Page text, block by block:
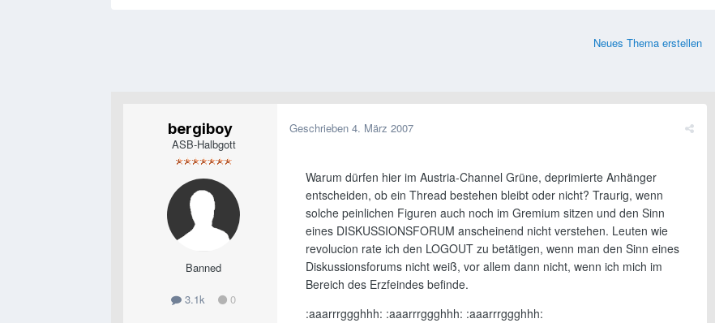
Neues Thema erstellen
bergiboy
ASB-Halbgott
Banned
3.1k 0
Geschrieben 4. März 2007
Warum dürfen hier im Austria-Channel Grüne, deprimierte Anhänger
entscheiden, ob ein Thread bestehen bleibt oder nicht? Traurig, wenn
solche peinlichen Figuren auch noch im Gremium sitzen und den Sinn
eines DISKUSSIONSFORUM anscheinend nicht verstehen. Leuten wie
revolucion rate ich den LOGOUT zu betätigen, wenn man den Sinn eines
Diskussionsforums nicht weiß, vor allem dann nicht, wenn ich mich im
Bereich des Erzfeindes befinde.
:aaarrrggghhh: :aaarrrggghhh: :aaarrrggghhh: